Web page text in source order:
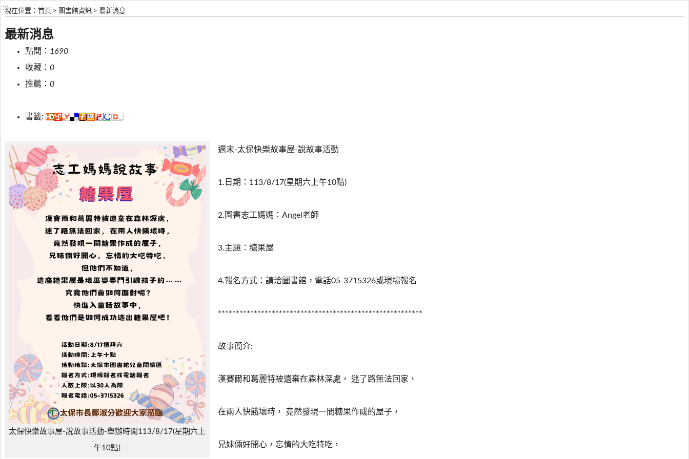
:::
現在位置 ： 首頁 > 圖書館資訊 > 最新消息
最新消息
點閱： 1690
收藏： 0
推薦： 0
書籤:
太保快樂故事屋-說故事活動-舉辦時間113/8/17(星期六上
午10點)
週末-太保快樂故事屋-說故事活動
1.日期：113/8/17(星期六上午10點)
2.圖書志工媽媽：Angel老師
3.主題：糖果屋
4.報名方式：請洽圖書館，電話05-3715326或現場報名
*********************************************************
故事簡介:
漢賽爾和葛麗特被遺棄在森林深處， 迷了路無法回家，
在兩人快餓壞時， 竟然發現一間糖果作成的屋子，
兄妹倆好開心，忘情的大吃特吃，